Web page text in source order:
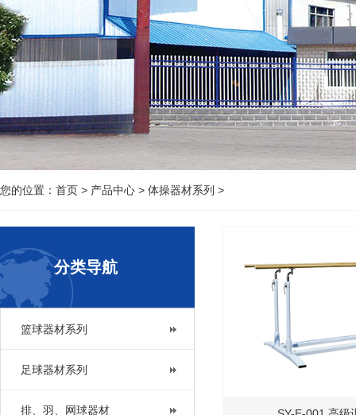
您的位置： 首页 > 产品中心 > 体操器材系列 >
分类导航
篮球器材系列
足球器材系列
排、羽、网球器材